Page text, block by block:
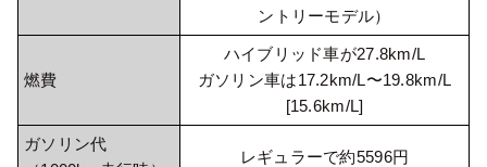
ントリーモデル）
燃費
ハイブリッド車が27.8km/L
ガソリン車は17.2km/L〜19.8km/L
[15.6km/L]
ガソリン代
レギュラーで約5596円